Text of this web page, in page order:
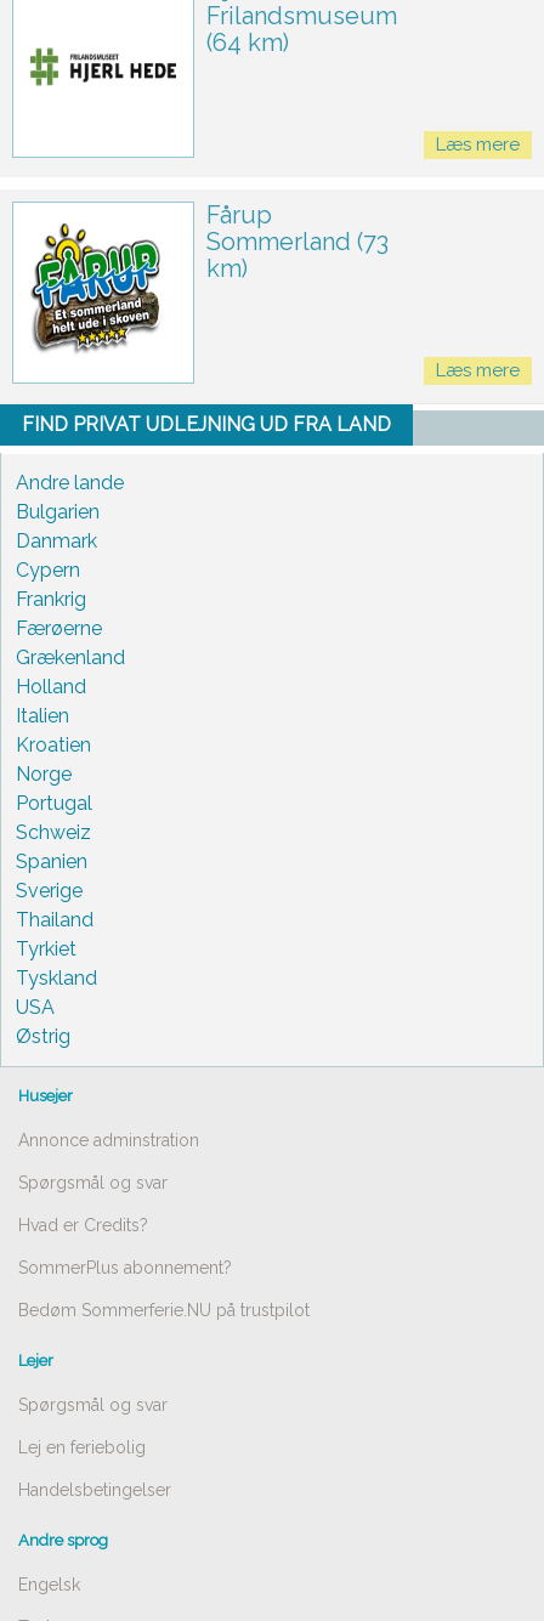
Frilandsmuseum
(64 km)
Læs mere
Fårup
Sommerland (73
km)
Læs mere
FIND PRIVAT UDLEJNING UD FRA LAND
Andre lande
Bulgarien
Danmark
Cypern
Frankrig
Færøerne
Grækenland
Holland
Italien
Kroatien
Norge
Portugal
Schweiz
Spanien
Sverige
Thailand
Tyrkiet
Tyskland
USA
Østrig
Husejer
Annonce adminstration
Spørgsmål og svar
Hvad er Credits?
SommerPlus abonnement?
Bedøm Sommerferie.NU på trustpilot
Lejer
Spørgsmål og svar
Lej en feriebolig
Handelsbetingelser
Andre sprog
Engelsk